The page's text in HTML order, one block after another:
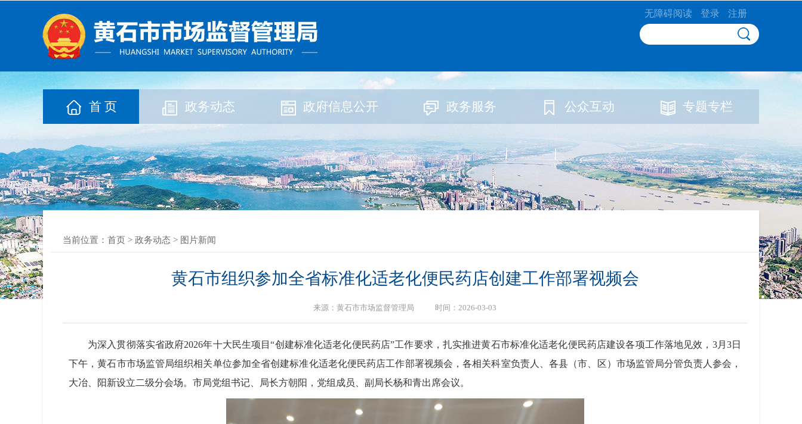
无障碍阅读 登录 注册
首 页 政务动态 政府信息公开 政务服务 公众互动 专题专栏
当前位置： 首页 > 政务动态 > 图片新闻
黄石市组织参加全省标准化适老化便民药店创建工作部署视频会
来源：黄石市市场监督管理局 时间：2026-03-03
为深入贯彻落实省政府2026年十大民生项目“创建标准化适老化便民药店”工作要求，扎实推进黄石市标准化适老化便民药店建设各项工作落地见效，3月3日
下午，黄石市市场监管局组织相关单位参加全省创建标准化适老化便民药店工作部署视频会，各相关科室负责人、各县（市、区）市场监管局分管负责人参会，
大冶、阳新设立二级分会场。市局党组书记、局长方朝阳，党组成员、副局长杨和青出席会议。